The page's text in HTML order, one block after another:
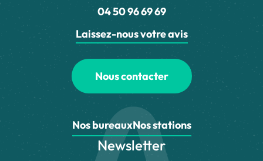
04 50 96 69 69
Laissez-nous votre avis
Nous contacter
Nos bureauxNos stations
Newsletter